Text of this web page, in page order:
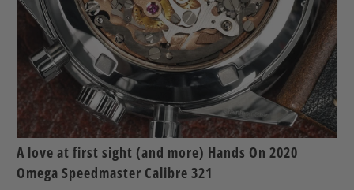
A love at first sight (and more) Hands On 2020
Omega Speedmaster Calibre 321